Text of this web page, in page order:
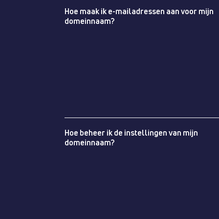
Hoe maak ik e-mailadressen aan voor mijn
domeinnaam?
Hoe beheer ik de instellingen van mijn
domeinnaam?